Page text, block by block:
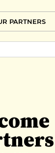
PARTNERS